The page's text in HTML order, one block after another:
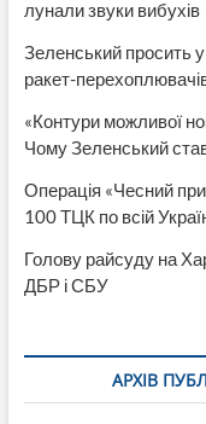
лунали звуки вибухів
Зеленський просить
ракет-
«Контури можливої
Чому Зеленський
Операція «Чесний
100 ТЦК по всій
Голову райсуду на
ДБР і СБУ
АРХІВ